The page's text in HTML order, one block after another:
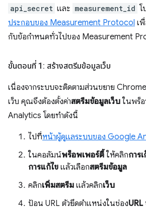
api_secret และ measurement_id โ
ประกอบของ Measurement Protocol เ
กับข้อกำหนดทั่วไปของ Measurement
ขั้นตอนที่ 1: สร้างสตรีมข้อมูลเว็บ
เนื่องจากระบบจะติดตามส่วนขยาย
เว็บ คุณจึงต้องตั้งค่าสตรีมข้อมูลเว็บ ในพร็
Analytics โดยทำดังนี้
ไปที่หน้าผู้ดูแลระบบของ Google
ในคอลัมน์พร็อพเพอร์ตี้ ให้คลิกการ
การแก้ไข แล้วเลือกสตรีมข้อมูล
คลิกเพิ่มสตรีม แล้วคลิกเว็บ
ป้อน URL ตัวยึดตำแหน่งในช่องURL